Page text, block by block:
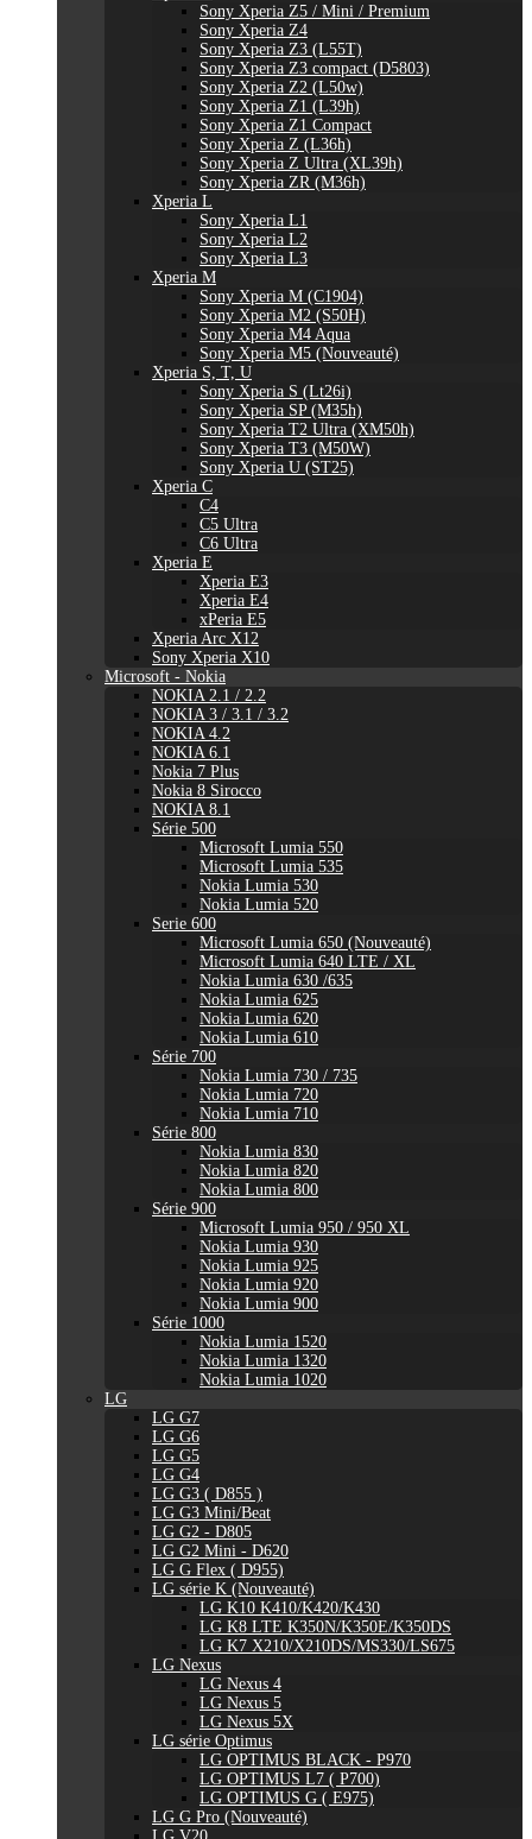
Sony Xperia Z5 / Mini / Premium
Sony Xperia Z4
Sony Xperia Z3 (L55T)
Sony Xperia Z3 compact (D5803)
Sony Xperia Z2 (L50w)
Sony Xperia Z1 (L39h)
Sony Xperia Z1 Compact
Sony Xperia Z (L36h)
Sony Xperia Z Ultra (XL39h)
Sony Xperia ZR (M36h)
Xperia L
Sony Xperia L1
Sony Xperia L2
Sony Xperia L3
Xperia M
Sony Xperia M (C1904)
Sony Xperia M2 (S50H)
Sony Xperia M4 Aqua
Sony Xperia M5 (Nouveauté)
Xperia S, T, U
Sony Xperia S (Lt26i)
Sony Xperia SP (M35h)
Sony Xperia T2 Ultra (XM50h)
Sony Xperia T3 (M50W)
Sony Xperia U (ST25)
Xperia C
C4
C5 Ultra
C6 Ultra
Xperia E
Xperia E3
Xperia E4
xPeria E5
Xperia Arc X12
Sony Xperia X10
Microsoft - Nokia
NOKIA 2.1 / 2.2
NOKIA 3 / 3.1 / 3.2
NOKIA 4.2
NOKIA 6.1
Nokia 7 Plus
Nokia 8 Sirocco
NOKIA 8.1
Série 500
Microsoft Lumia 550
Microsoft Lumia 535
Nokia Lumia 530
Nokia Lumia 520
Serie 600
Microsoft Lumia 650 (Nouveauté)
Microsoft Lumia 640 LTE / XL
Nokia Lumia 630 /635
Nokia Lumia 625
Nokia Lumia 620
Nokia Lumia 610
Série 700
Nokia Lumia 730 / 735
Nokia Lumia 720
Nokia Lumia 710
Série 800
Nokia Lumia 830
Nokia Lumia 820
Nokia Lumia 800
Série 900
Microsoft Lumia 950 / 950 XL
Nokia Lumia 930
Nokia Lumia 925
Nokia Lumia 920
Nokia Lumia 900
Série 1000
Nokia Lumia 1520
Nokia Lumia 1320
Nokia Lumia 1020
LG
LG G7
LG G6
LG G5
LG G4
LG G3 ( D855 )
LG G3 Mini/Beat
LG G2 - D805
LG G2 Mini - D620
LG G Flex ( D955)
LG série K (Nouveauté)
LG K10 K410/K420/K430
LG K8 LTE K350N/K350E/K350DS
LG K7 X210/X210DS/MS330/LS675
LG Nexus
LG Nexus 4
LG Nexus 5
LG Nexus 5X
LG série Optimus
LG OPTIMUS BLACK - P970
LG OPTIMUS L7 ( P700)
LG OPTIMUS G ( E975)
LG G Pro (Nouveauté)